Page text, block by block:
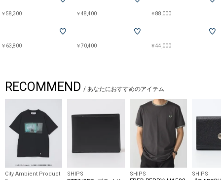
【注意事項】
上、着用又はお取り扱いください。
してください。
※お手入れは素材に合ったクリーナーやクリーム等を説明書に従ってご使
用ください。
ベンジン類の使用はお控えください。
※直射日光、蛍光灯を避け、通気の良い場所で保管してください。
※湿度の高い時等は、カビ発生の原因にもなりますので、ビニール等の通
気性の悪いものに入れて保管することはお避け下さい。
￥58,300 ￥48,400 ￥88,000
￥63,800 ￥70,400 ￥44,000
RECOMMEND / あなたにおすすめのアイテム
City Ambient Product
SHIPS SHIPS SHIPS